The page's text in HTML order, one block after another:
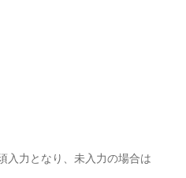
入力となり、未入力の場合は